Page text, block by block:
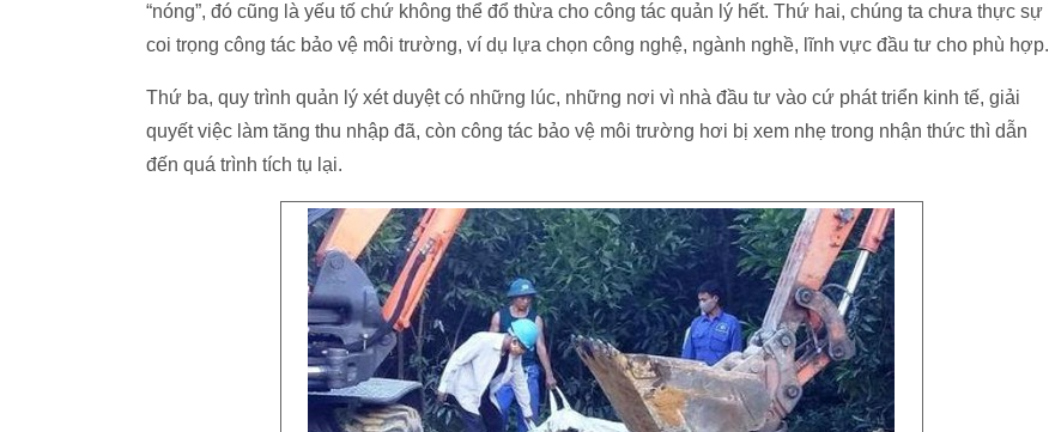
“nóng”, đó cũng là yếu tố chứ không thể đổ thừa cho công tác quản lý hết. Thứ hai, chúng ta chưa thực sự
coi trọng công tác bảo vệ môi trường, ví dụ lựa chọn công nghệ, ngành nghề, lĩnh vực đầu tư cho phù hợp.
Thứ ba, quy trình quản lý xét duyệt có những lúc, những nơi vì nhà đầu tư vào cứ phát triển kinh tế, giải
quyết việc làm tăng thu nhập đã, còn công tác bảo vệ môi trường hơi bị xem nhẹ trong nhận thức thì dẫn
đến quá trình tích tụ lại.